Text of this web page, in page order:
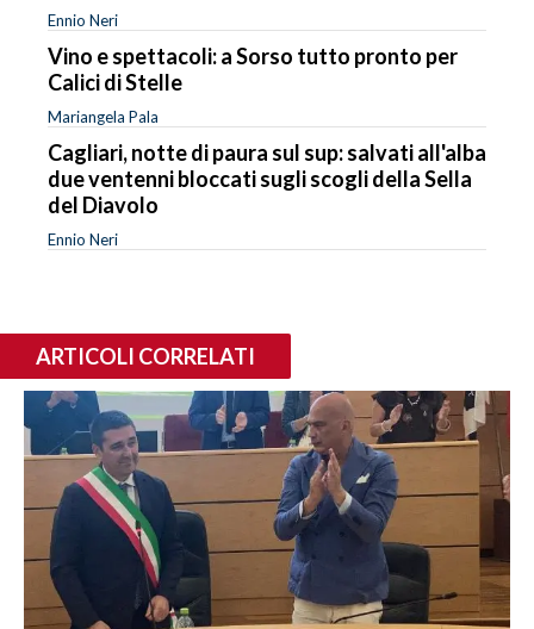
Ennio Neri
Vino e spettacoli: a Sorso tutto pronto per
Calici di Stelle
Mariangela Pala
Cagliari, notte di paura sul sup: salvati all'alba
due ventenni bloccati sugli scogli della Sella
del Diavolo
Ennio Neri
ARTICOLI CORRELATI